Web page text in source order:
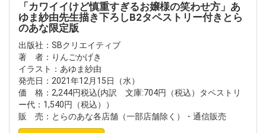
「カワイイけど慎重すぎるお嬢様の笑わせ方」あ
ゆま紗由先生描き下ろしB2タペストリー付きとら
のあな限定版
出版社：SBクリエイティブ
著 者：りんごかげき
イラスト：あゆま紗由
発売日：2021年12月15日（水）
価 格：2,244円税込(内訳 文庫:704円（税込）タペストリ
ー代：1,540円（税込））
販 売：とらのあな各店舗（一部店舗除く）・通信販売